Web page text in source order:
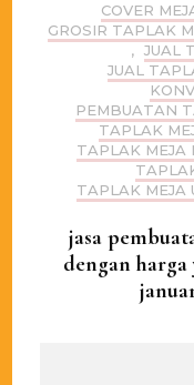
COVER
GROSIR TAPLAK
, JUAL
JUAL
PEMBUATAN
TAPLAK
TAPLAK MEJA
TAPLAK MEJA
jasa
dengan